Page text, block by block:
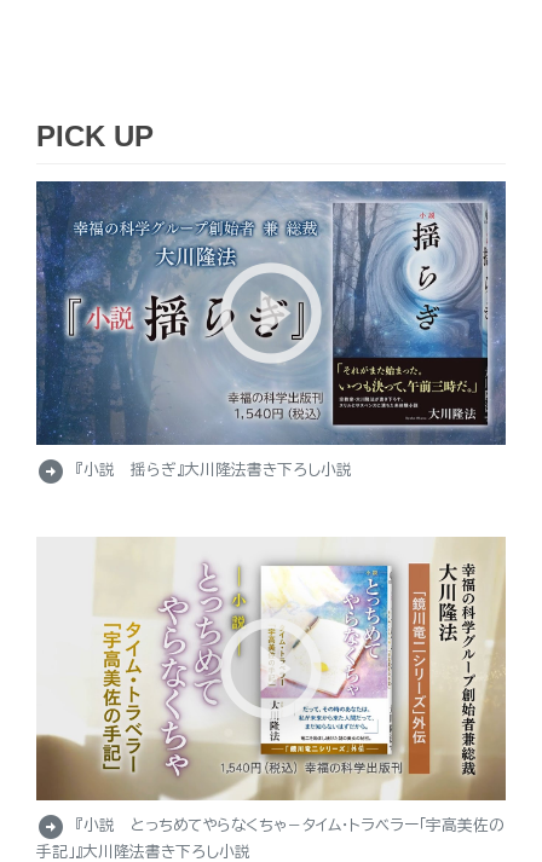
PICK UP
arrow_circle_right 『小説 揺らぎ』大川隆法書き下ろし小説
arrow_circle_right
『小説 とっちめてやらなくちゃ－タイム・トラベラー「宇高美佐の
手記」』大川隆法書き下ろし小説